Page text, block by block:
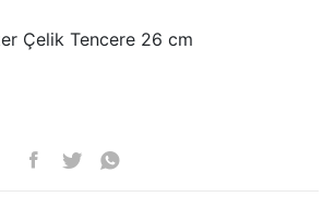
Çelik Tencere 26 cm